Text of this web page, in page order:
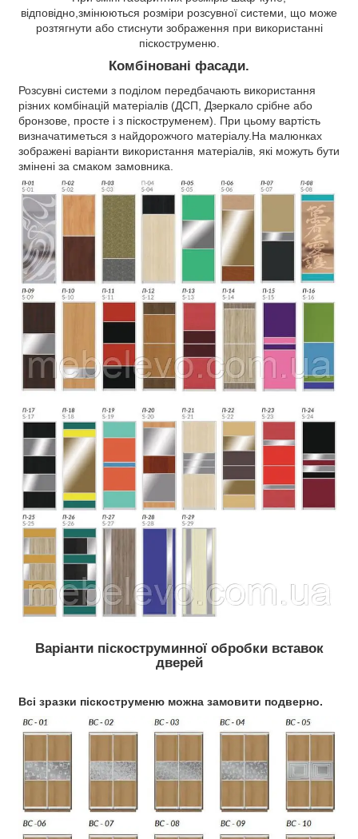
відповідно,змінюються розміри розсувної системи, що може
розтягнути або стиснути зображення при використанні
піскоструменю.
Комбіновані фасади.
Розсувні системи з поділом передбачають використання
різних комбінацій матеріалів (ДСП, Дзеркало срібне або
бронзове, просте і з піскоструменем). При цьому вартість
визначатиметься з найдорожчого матеріалу.На малюнках
зображені варіанти використання матеріалів, які можуть бути
змінені за смаком замовника.
Варіанти піскоструминної обробки вставок
дверей
Всі зразки піскоструменю можна замовити подверно.